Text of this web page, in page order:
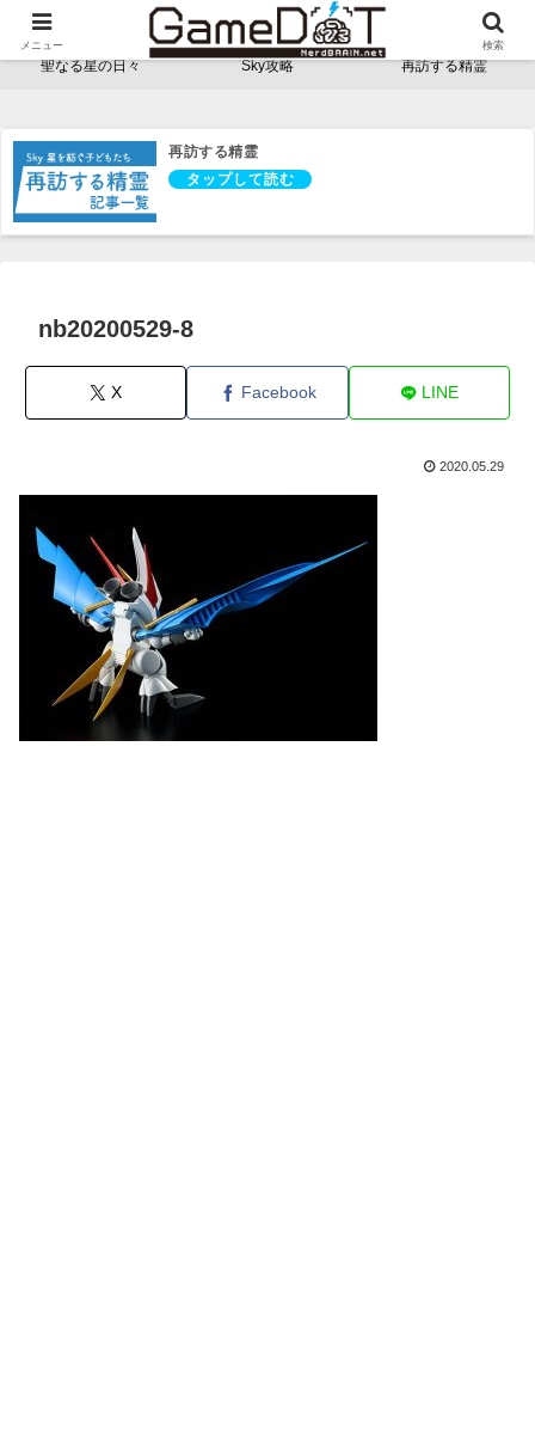
NerdBRAINゲーム支部 - ゲームドット -
聖なる星の日々 Sky攻略 再訪する精霊
再訪する精霊
nb20200529-8
X Facebook LINE
2020.05.29
メニュー 検索